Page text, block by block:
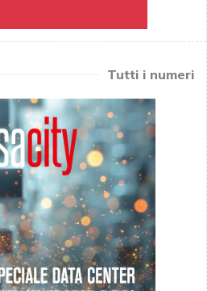
Tutti i numeri